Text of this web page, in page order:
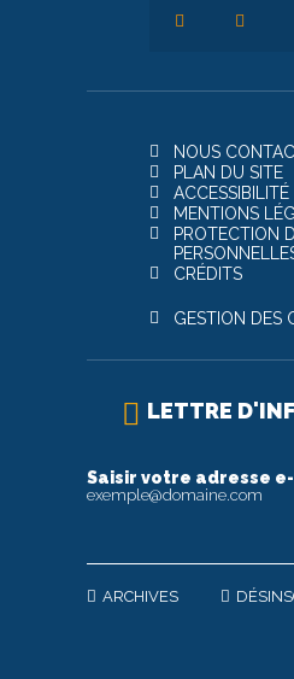
NOUS
PLAN DU SITE
ACCESSIBILITÉ
MENTIONS
PROTECTION
CRÉDITS
GESTION DES
LETTRE
Saisir votre adresse
exemple@domaine.com
ARCHIVES